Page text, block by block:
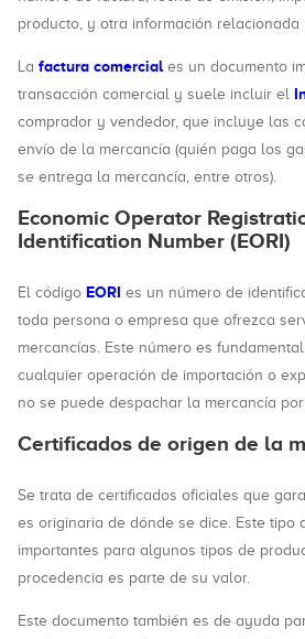
producto, y otra información relacionada
La factura comerciales un documento
transacción comercial y suele incluir el
comprador y vendedor, que incluye las
envío de la mercancía (quién paga los
se entrega la mercancía, entre otros).
Economic Operator
Identification Number (EORI)
El código EORI es un número de
toda persona o empresa que ofrezca
mercancías. Este número es
cualquier operación de importación o
no se puede despachar la mercancía
Certificados de origen de la
Se trata de certificados oficiales que
es originaria de dónde se dice. Este tipo
importantes para algunos tipos de
procedencia es parte de su valor.
Este documento también es de ayuda